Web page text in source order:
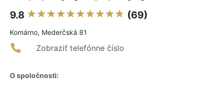
9.8 (69)
Komárno, Mederčská 81
Zobraziť telefónne číslo
O spoločnosti: